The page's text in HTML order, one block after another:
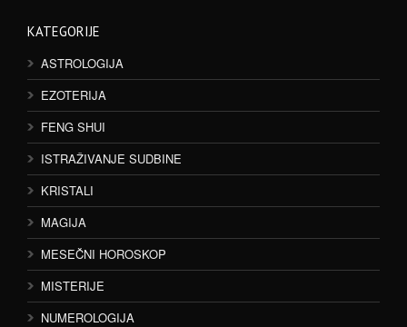
KATEGORIJE
ASTROLOGIJA
EZOTERIJA
FENG SHUI
ISTRAŽIVANJE SUDBINE
KRISTALI
MAGIJA
MESEČNI HOROSKOP
MISTERIJE
NUMEROLOGIJA